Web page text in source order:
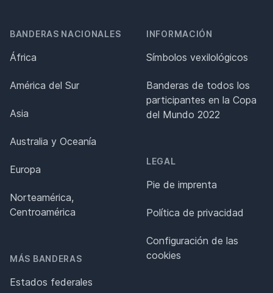
BANDERAS NACIONALES
África
América del Sur
Asia
Australia y Oceanía
Europa
Norteamérica,
Centroamérica
MÁS BANDERAS
Estados federales
INFORMACIÓN
Símbolos vexilológicos
Banderas de todos los
participantes en la Copa
del Mundo 2022
LEGAL
Pie de imprenta
Política de privacidad
Configuración de las
cookies